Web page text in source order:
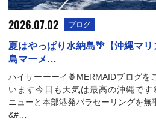
2026.07.02 ブログ
夏はやっぱり水納島🌴【沖縄マ
島マーメ…
ハイサーーーイ🍍MERMAIDブログを
います今日も天気は最高の沖縄で
ニューと本部港発パラセーリングを無
&#…